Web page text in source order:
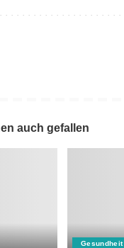
auch gefallen
Gesundheit